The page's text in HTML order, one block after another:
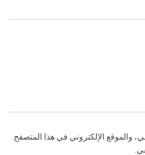
والموقع الإلكتروني في هذا المتصفح